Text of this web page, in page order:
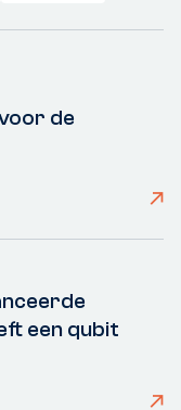
de
een qubit